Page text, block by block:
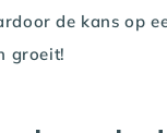
de kans op
groeit!